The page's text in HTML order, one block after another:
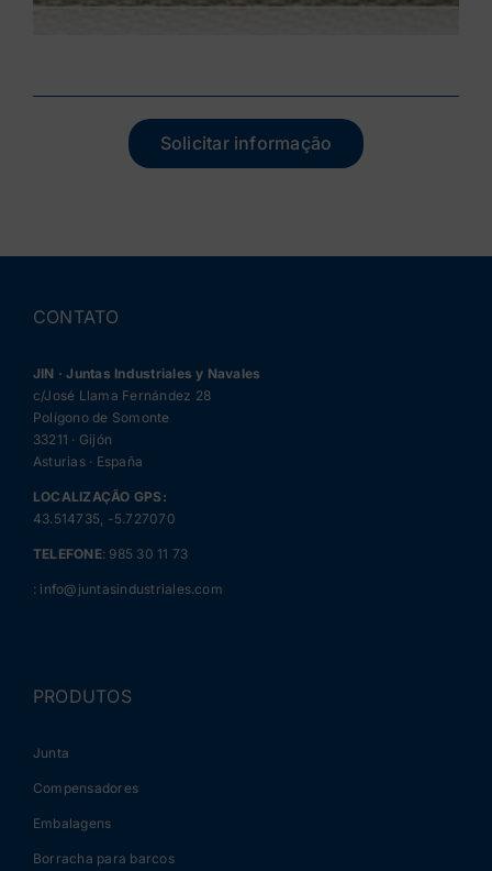
Solicitar informação
CONTATO
JIN · Juntas Industriales y Navales
c/José Llama Fernández 28
Polígono de Somonte
33211 · Gijón
Asturias · España
LOCALIZAÇÃO GPS:
43.514735, -5.727070
TELEFONE: 985 30 11 73
: info@juntasindustriales.com
PRODUTOS
Junta
Compensadores
Embalagens
Borracha para barcos